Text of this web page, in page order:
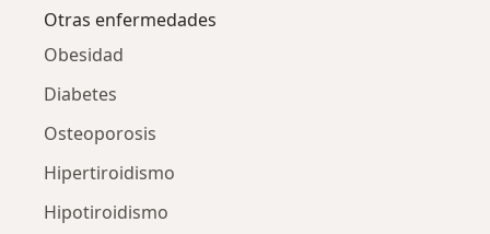
Otras enfermedades
Obesidad
Diabetes
Osteoporosis
Hipertiroidismo
Hipotiroidismo